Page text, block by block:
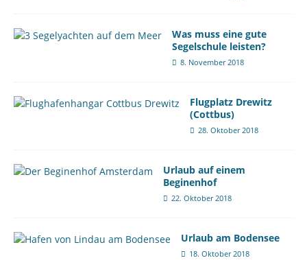
Was muss eine gute
Segelschule leisten?
8. November 2018
Flugplatz Drewitz
(Cottbus)
28. Oktober 2018
Urlaub auf einem
Beginenhof
22. Oktober 2018
Urlaub am Bodensee
18. Oktober 2018